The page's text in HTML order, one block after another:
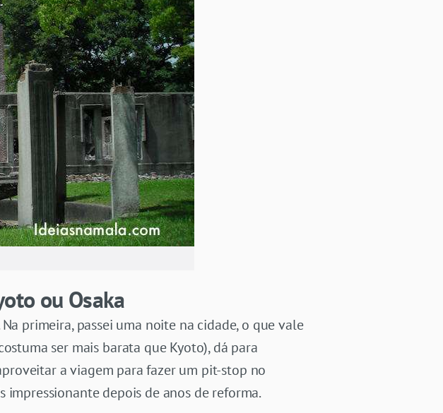
ou Osaka
primeira, passei uma noite na cidade, o que vale
ser mais barata que Kyoto), dá para
a viagem para fazer um pit-stop no
impressionante depois de anos de reforma.